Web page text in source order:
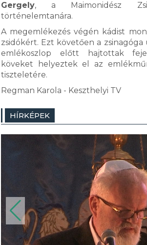
Gergely, a Maimonidész
történelemtanára.
A megemlékezés végén kádist
zsidókért. Ezt követően a
emlékoszlop előtt hajtottak
köveket helyeztek el az
tiszteletére.
Regman Karola - Keszthelyi TV
HÍRKÉPEK